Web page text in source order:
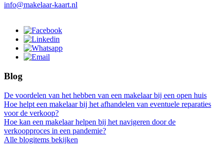
info@makelaar-kaart.nl
Blog
De voordelen van het hebben van een makelaar bij een open huis
Hoe helpt een makelaar bij het afhandelen van eventuele reparaties
voor de verkoop?
Hoe kan een makelaar helpen bij het navigeren door de
verkoopproces in een pandemie?
Alle blogitems bekijken